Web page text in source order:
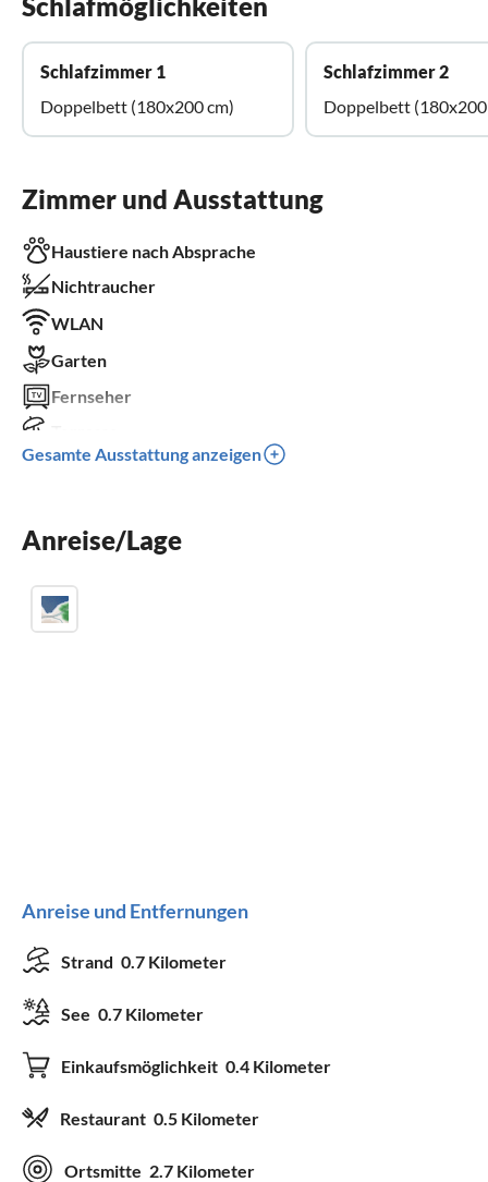
Schlafzimmer 1
Doppelbett (180x200 cm)
Schlafzimmer 2
Doppelbett (180x200
Zimmer und Ausstattung
Haustiere nach Absprache
Nichtraucher
WLAN
Garten
Fernseher
Spülmaschine
Parkplatz
Gesamte Ausstattung anzeigen
Anreise/Lage
Anreise und Entfernungen
Strand 0.7 Kilometer
See 0.7 Kilometer
Einkaufsmöglichkeit 0.4 Kilometer
Restaurant 0.5 Kilometer
Ortsmitte 2.7 Kilometer